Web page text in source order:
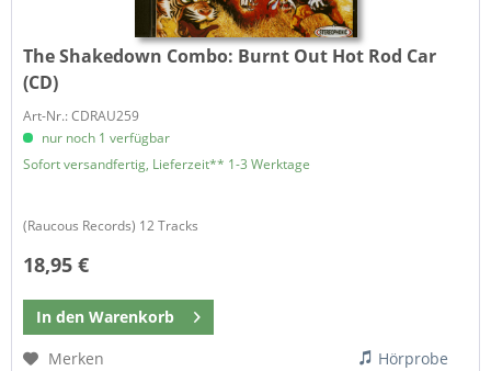
The Shakedown Combo: Burnt Out Hot Rod Car
(CD)
Art-Nr.: CDRAU259
nur noch 1 verfügbar
Sofort versandfertig, Lieferzeit** 1-3 Werktage
(Raucous Records) 12 Tracks
18,95 €
In den Warenkorb
Merken
Hörprobe